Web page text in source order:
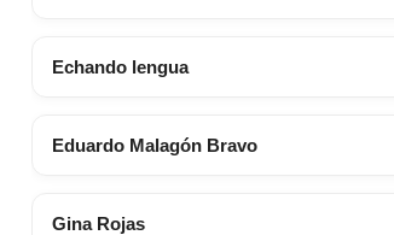
Echando lengua
Eduardo Malagón Bravo
Gina Rojas